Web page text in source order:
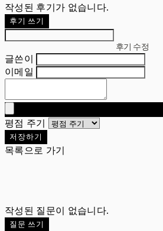
작성된 후기가 없습니다.
후기 쓰기
후기 수정
글쓴이
이메일
평점 주기
저장하기
목록으로 가기
작성된 질문이 없습니다.
질문 쓰기